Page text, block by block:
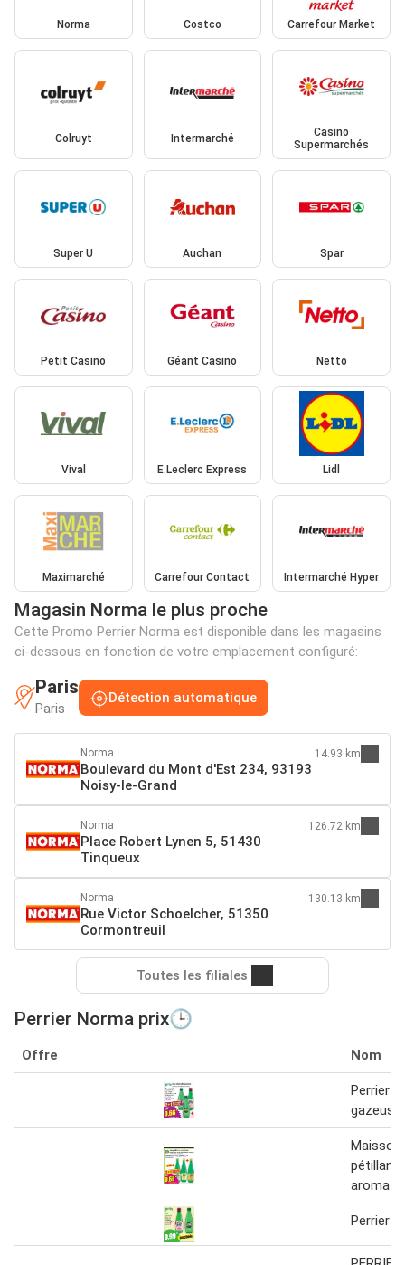
Norma Costco Carrefour Market
Colruyt Intermarché
Casino
Supermarchés
Super U Auchan Spar
Petit Casino Géant Casino Netto
Vival E.Leclerc Express Lidl
Maximarché Carrefour Contact Intermarché Hyper
Magasin Norma le plus proche
Cette Promo Perrier Norma est disponible dans les magasins
ci-dessous en fonction de votre emplacement configuré:
Paris
Paris
Détection automatique
Norma
Boulevard du Mont d'Est 234, 93193
Noisy-le-Grand
14.93 km
Norma
Place Robert Lynen 5, 51430
Tinqueux
126.72 km
Norma
Rue Victor Schoelcher, 51350
Cormontreuil
130.13 km
Toutes les filiales
Perrier Norma prix🕒
Offre Nom
Perrier
gazeuse
Maisson
pétillante
Perrier